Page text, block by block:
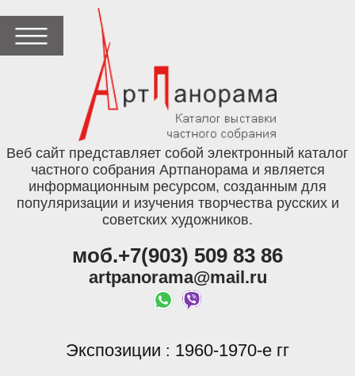
Веб сайт представляет собой электронный каталог
частного собрания Артпанорама и является
информационным ресурсом, созданным для
популяризации и изучения творчества русских и
советских художников.
моб.+7(903) 509 83 86
artpanorama@mail.ru
Экспозиции : 1960-1970-е гг